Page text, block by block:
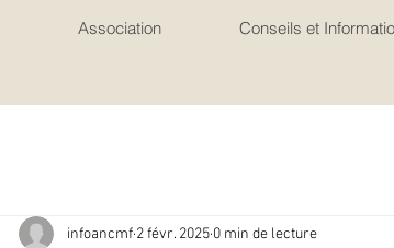
Association Conseils et
infoancmf 2 févr. 2025 0 min de lecture